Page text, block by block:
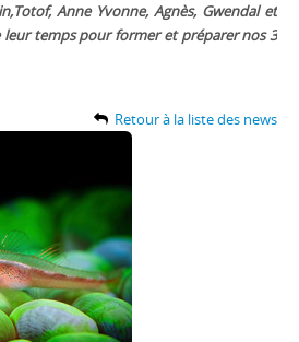
Anne Yvonne, Agnès, Gwendal et
temps pour former et préparer nos 3
Retour à la liste des news